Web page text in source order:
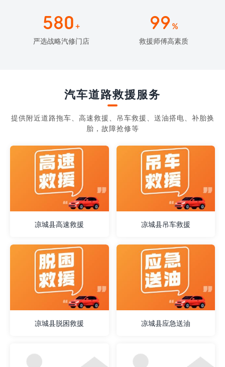
580 +
严选战略汽修门店
99 %
救援师傅高素质
汽车道路救援服务
提供附近道路拖车、高速救援、吊车救援、送油搭电、补胎换
胎，故障抢修等
凉城县高速救援 凉城县吊车救援
凉城县脱困救援 凉城县应急送油